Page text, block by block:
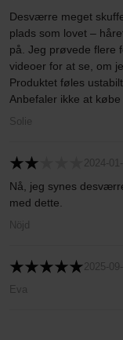
Desværre meget
plads som lovet –
på. Jeg prøvede flere
videoer for at se, om
Produktet føles
Anbefaler ikke at
Solie
2024-
Nå, jeg synes
med dette.
Nöjd
2025-
Eva